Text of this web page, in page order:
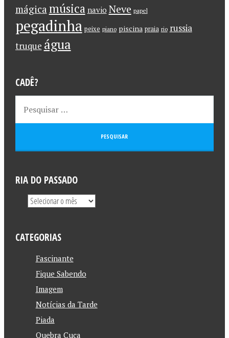
mágica música navio Neve papel
pegadinha peixe piano piscina praia rio russia
truque água
CADÊ?
RIA DO PASSADO
CATEGORIAS
Fascinante
Fique Sabendo
Imagem
Notícias da Tarde
Piada
Quebra Cuca